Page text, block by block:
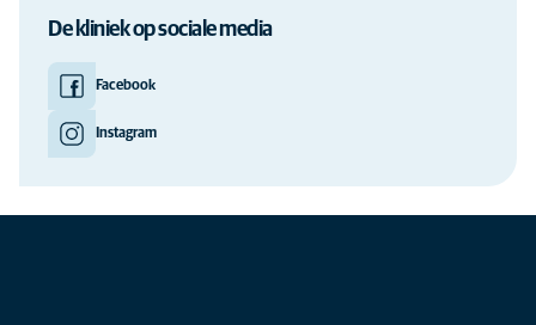
De kliniek op sociale media
Facebook
Instagram